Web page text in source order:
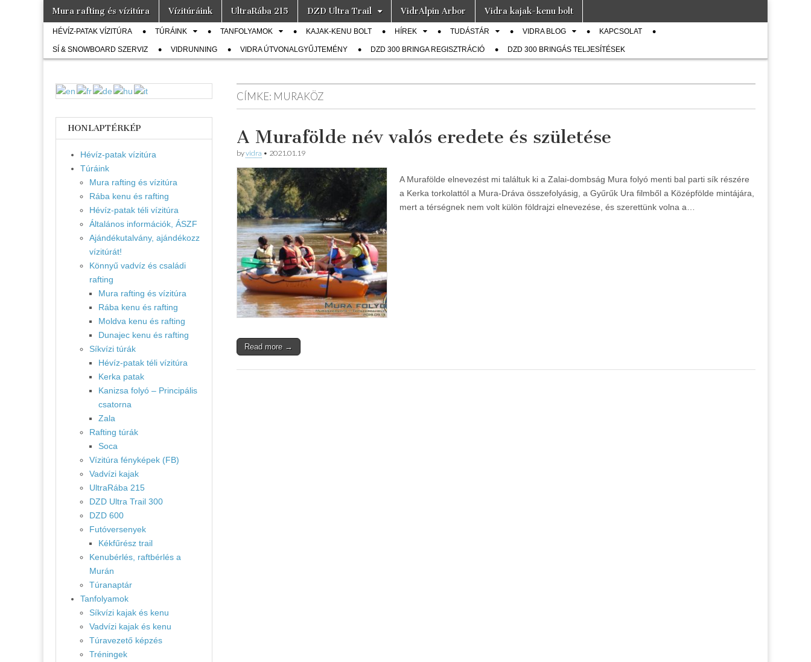
Vidra
Vízitúra
… vízitúra
szervezés,
vadvíz,
kajakoktatás,
kajak-kenu
vidraságok…
Main
menu
Skip
content
Mura rafting és vízitúra Vízitúráink UltraRába 215 DZD Ultra Trail VidrAlpin Arbor Vidra kajak-kenu bolt
Sub
menu
HÉVÍZ-PATAK VÍZITÚRA TÚRÁINK TANFOLYAMOK KAJAK-KENU BOLT HÍREK TUDÁSTÁR VIDRA BLOG KAPCSOLAT
SÍ & SNOWBOARD SZERVIZ VIDRUNNING VIDRA ÚTVONALGYŰJTEMÉNY DZD 300 BRINGA REGISZTRÁCIÓ DZD 300 BRINGÁS TELJESÍTÉSEK
CÍMKE: MURAKÖZ
A Murafölde név valós eredete és születése
byvidra • 2021.01.19
A Murafölde elnevezést mi találtuk ki a Zalai-dombság Mura folyó menti bal parti sík részére
a Kerka torkolattól a Mura-Dráva összefolyásig, a Gyűrűk Ura filmből a Középfölde mintájára,
mert a térségnek nem volt külön földrajzi elnevezése, és szerettünk volna a…
Read more →
HONLAPTÉRKÉP
Hévíz-patak vízitúra
Túráink
Mura rafting és vízitúra
Rába kenu és rafting
Hévíz-patak téli vízitúra
Általános információk, ÁSZF
Ajándékutalvány, ajándékozz
vízitúrát!
Könnyű vadvíz és családi
rafting
Mura rafting és vízitúra
Rába kenu és rafting
Moldva kenu és rafting
Dunajec kenu és rafting
Síkvízi túrák
Hévíz-patak téli vízitúra
Kerka patak
Kanizsa folyó – Principális
csatorna
Zala
Rafting túrák
Soca
Vízitúra fényképek (FB)
Vadvízi kajak
UltraRába 215
DZD Ultra Trail 300
DZD 600
Futóversenyek
Kékfűrész trail
Kenubérlés, raftbérlés a
Murán
Túranaptár
Tanfolyamok
Síkvízi kajak és kenu
Vadvízi kajak és kenu
Túravezető képzés
Tréningek